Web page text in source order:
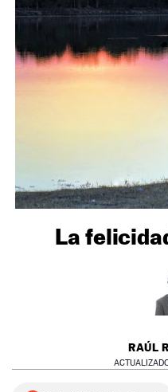
NEWSLETTER
La
RAÚL